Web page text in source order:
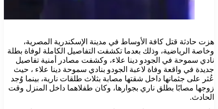
هزت حادثة قتل كافة الأوساط في مدينة الإسكندرية المصرية،
وخاصة الرياضية، وذلك بعدما تكشفت التفاصيل الكاملة لوفاة بطلة
نادي سموحة في الجودو دينا علاء، وكشفت مصادر أمنية تفاصيل
جديدة في واقعة وفاة لاعبة الجودو بنادي سموحة دينا علاء ، حيث
عُثر على جثمانها داخل شقتها مصابة بثلاث طلقات نارية، بينما وُجد
زوجها مصابًا بطلق ناري بجوارها، وكان طفلاهما داخل المنزل وقت
الحادث.